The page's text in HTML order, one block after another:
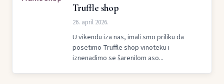
Truffle shop
26. april 2026.
U vikendu iza nas, imali smo priliku da
posetimo Truffle shop vinoteku i
iznenadimo se šarenilom aso...